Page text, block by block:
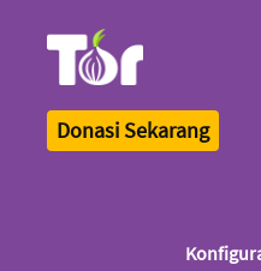
Donasi Sekarang